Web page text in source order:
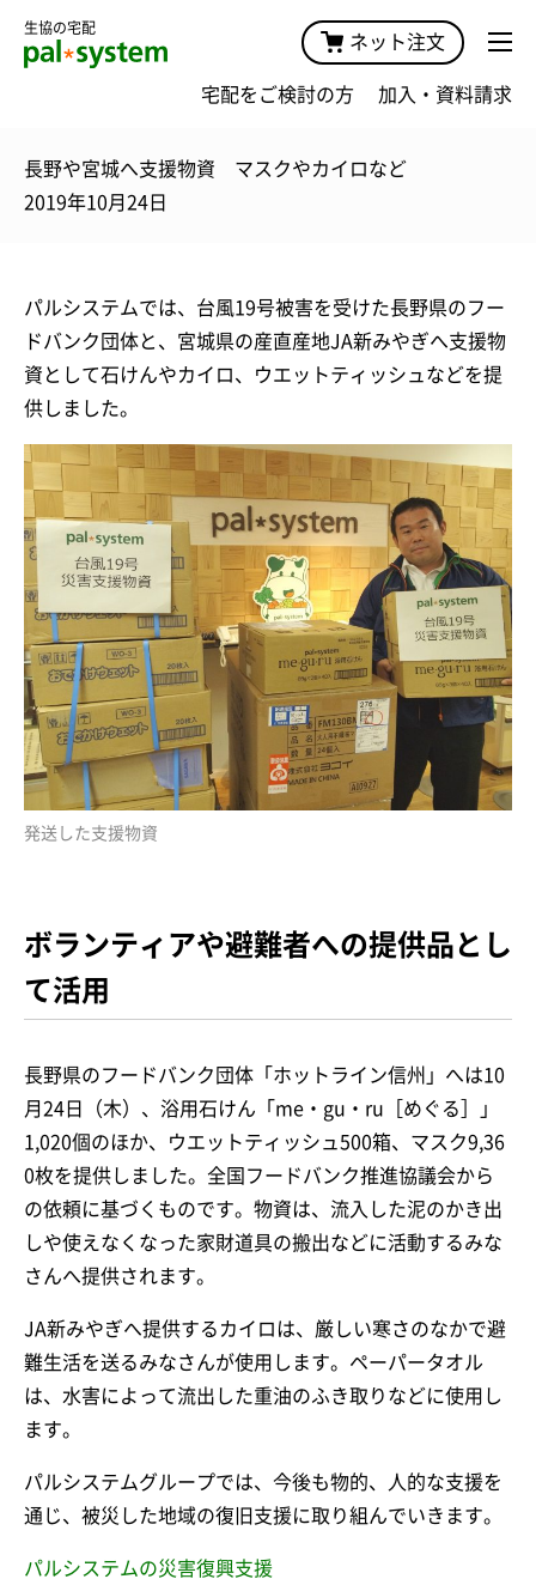
生協の宅配
ネット注文
宅配をご検討の方 加入・資料請求
長野や宮城へ支援物資 マスクやカイロなど
2019年10月24日
パルシステムでは、台風19号被害を受けた長野県のフー
ドバンク団体と、宮城県の産直産地JA新みやぎへ支援物
資として石けんやカイロ、ウエットティッシュなどを提
供しました。
発送した支援物資
ボランティアや避難者への提供品とし
て活用
長野県のフードバンク団体「ホットライン信州」へは10
月24日（木）、浴用石けん「me・gu・ru［めぐる］」
1,020個のほか、ウエットティッシュ500箱、マスク9,36
0枚を提供しました。全国フードバンク推進協議会から
の依頼に基づくものです。物資は、流入した泥のかき出
しや使えなくなった家財道具の搬出などに活動するみな
さんへ提供されます。
JA新みやぎへ提供するカイロは、厳しい寒さのなかで避
難生活を送るみなさんが使用します。ペーパータオル
は、水害によって流出した重油のふき取りなどに使用し
ます。
パルシステムグループでは、今後も物的、人的な支援を
通じ、被災した地域の復旧支援に取り組んでいきます。
パルシステムの災害復興支援